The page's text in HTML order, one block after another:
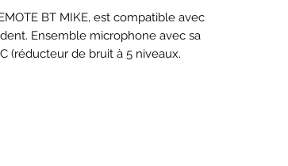
BT MIKE, est compatible avec
Ensemble microphone avec sa
(réducteur de bruit à 5 niveaux.